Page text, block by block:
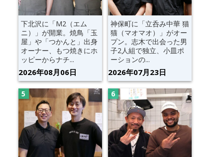
下北沢に「M2（エム
ニ）」が開業。焼鳥「玉
屋」や「つかんと」出身
オーナー、もつ焼きにホ
ッピーからナチ...
2026年08月06日
神保町に「立呑み中華 猫
猫（マオマオ）」がオー
プン。志木で出会った男
子2人組で独立、小皿ポ
ーションの...
2026年07月23日